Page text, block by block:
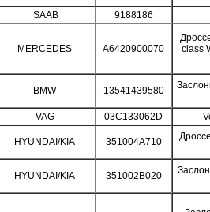
SAAB 9188186
MERCEDES A6420900070
class
BMW 13541439580
VAG 03C133062D
HYUNDAI/KIA 351004A710
HYUNDAI/KIA 351002B020